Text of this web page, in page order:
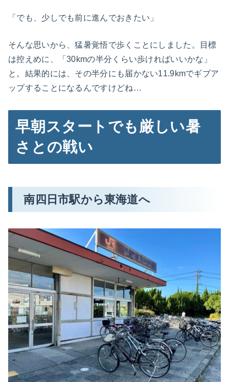
「でも、少しでも前に進んでおきたい」
そんな思いから、猛暑覚悟で歩くことにしました。目標
は控えめに、「30kmの半分くらい歩ければいいかな」
と。結果的には、その半分にも届かない11.9kmでギブア
ップすることになるんですけどね…
早朝スタートでも厳しい暑
さとの戦い
南四日市駅から東海道へ